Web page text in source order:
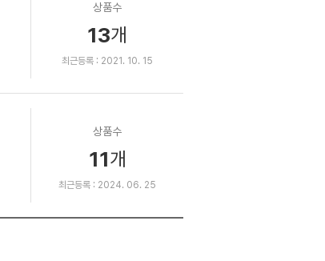
상품수
13개
최근등록 : 2021. 10. 15
상품수
11개
최근등록 : 2024. 06. 25